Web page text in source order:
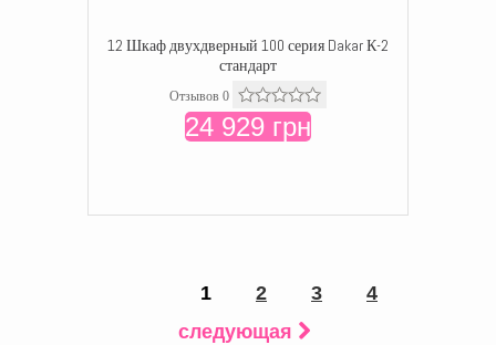
12 Шкаф двухдверный 100 серия Dakar К-2
стандарт
Отзывов 0
24 929 грн
1 2 3
4
следующая